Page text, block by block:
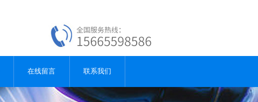
在线留言 联系我们